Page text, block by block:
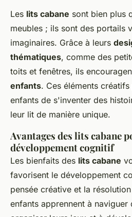
Les lits cabane sont bien plus
meubles ; ils sont des portails
imaginaires. Grâce à leurs
thématiques, comme des
toits et fenêtres, ils
enfants. Ces éléments
enfants de s'inventer des
leur lit de manière unique.
Avantages des lits cabane
développement cognitif
Les bienfaits des lits cabane
favorisent le développement
pensée créative et la
enfants apprennent à naviguer